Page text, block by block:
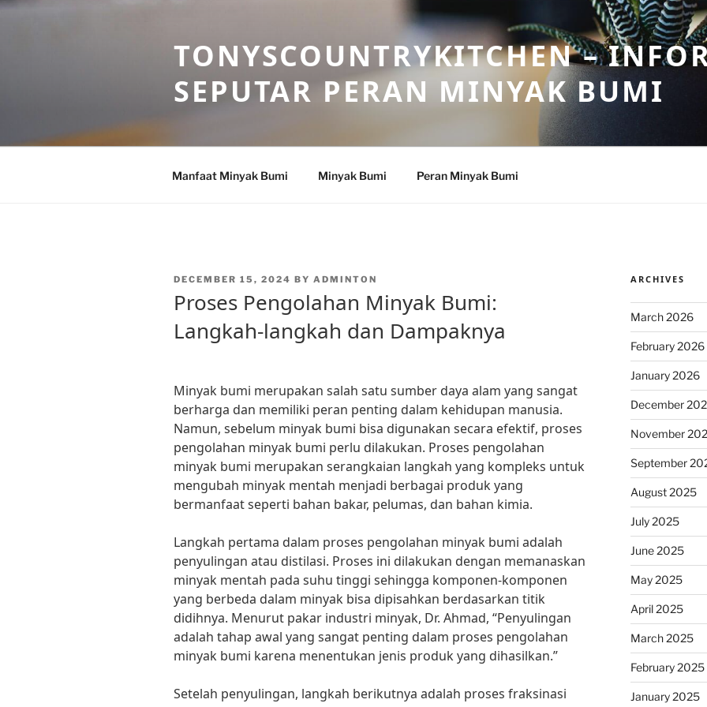
Skip
TONYSCOUNTRYKITCHEN –
SEPUTAR PERAN MINYAK BUMI
Manfaat Minyak Bumi Minyak Bumi Peran Minyak Bumi
POSTED
DECEMBER 15, 2024 BY ADMINTON
Proses Pengolahan Minyak Bumi:
Langkah-langkah dan Dampaknya
Minyak bumi merupakan salah satu sumber daya alam yang sangat
berharga dan memiliki peran penting dalam kehidupan manusia.
Namun, sebelum minyak bumi bisa digunakan secara efektif, proses
pengolahan minyak bumi perlu dilakukan. Proses pengolahan
minyak bumi merupakan serangkaian langkah yang kompleks untuk
mengubah minyak mentah menjadi berbagai produk yang
bermanfaat seperti bahan bakar, pelumas, dan bahan kimia.
Langkah pertama dalam proses pengolahan minyak bumi adalah
penyulingan atau distilasi. Proses ini dilakukan dengan memanaskan
minyak mentah pada suhu tinggi sehingga komponen-komponen
yang berbeda dalam minyak bisa dipisahkan berdasarkan titik
didihnya. Menurut pakar industri minyak, Dr. Ahmad, “Penyulingan
adalah tahap awal yang sangat penting dalam proses pengolahan
minyak bumi karena menentukan jenis produk yang dihasilkan.”
Setelah penyulingan, langkah berikutnya adalah proses fraksinasi
ARCHIVES
March 2026
February 2026
January 2026
December
November
September
August 2025
July 2025
June 2025
May 2025
April 2025
March 2025
February 2025
January 2025